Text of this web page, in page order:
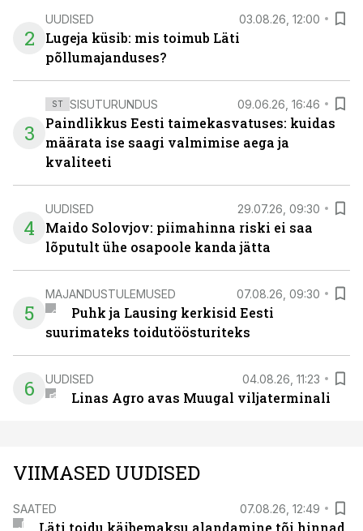
2
UUDISED 03.08.26, 12:00
Lugeja küsib: mis toimub Läti
põllumajanduses?
3
ST SISUTURUNDUS 09.06.26, 16:46
Paindlikkus Eesti taimekasvatuses: kuidas
määrata ise saagi valmimise aega ja
kvaliteeti
4
UUDISED 29.07.26, 09:30
Maido Solovjov: piimahinna riski ei saa
lõputult ühe osapoole kanda jätta
5
MAJANDUSTULEMUSED 07.08.26, 09:30
Puhk ja Lausing kerkisid Eesti
suurimateks toidutöösturiteks
6 UUDISED 04.08.26, 11:23
Linas Agro avas Muugal viljaterminali
VIIMASED UUDISED
SAATED 07.08.26, 12:49
Läti toidu käibemaksu alandamine tõi hinnad